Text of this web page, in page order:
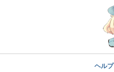
ヘルプ